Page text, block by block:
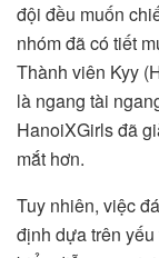
đội đều muốn
nhóm đã có tiết
Thành viên Kyy
là ngang tài
HanoiXGirls đã
mắt hơn.
Tuy nhiên, việc
định dựa trên